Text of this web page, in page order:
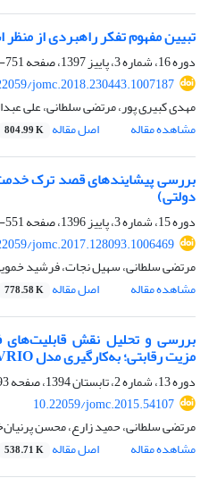
تبیین مفهوم تفکر راهبردی از منظر
دوره 16، شماره 3، پاییز 1397، صفحه
751-777
jomc.2018.230443.1007187
مهدی کبیری پور، مرتضی سلطانی، علی
مشاهده مقاله
اصل مقاله 804.99 K
بررسی پیشایندهای قصد ترک
دولتی)
دوره 15، شماره 3، پاییز 1396، صفحه
551-573
jomc.2017.128093.1006469
مرتضی سلطانی، سهیل نجات، فرشید
مشاهده مقاله
اصل مقاله 778.58 K
بررسی و تحلیل نقش قابلیت‌های
مزیت رقابتی؛ به‌کارگیری مدل VRIO
دوره 13، شماره 2، تابستان 1394، صفحه
10.22059/jomc.2015.54107
مرتضی سلطانی، حمید زارع، محسن
مشاهده مقاله
اصل مقاله 538.71 K